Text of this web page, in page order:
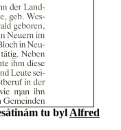
tu byl Alfred